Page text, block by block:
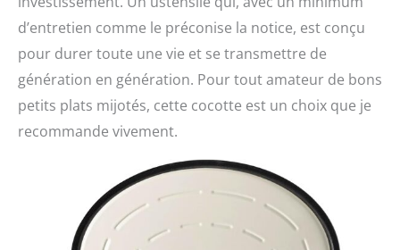
d’entretien comme le préconise la notice, est conçu
pour durer toute une vie et se transmettre de
génération en génération. Pour tout amateur de bons
petits plats mijotés, cette cocotte est un choix que je
recommande vivement.